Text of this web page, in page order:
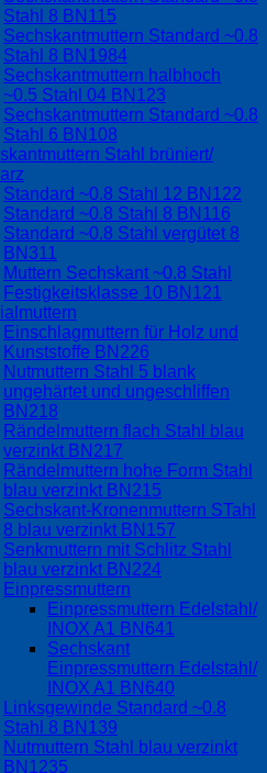
Stahl 8 BN115
Sechskantmuttern Standard ~0.8
Stahl 8 BN1984
Sechskantmuttern halbhoch
~0.5 Stahl 04 BN123
Sechskantmuttern Standard ~0.8
Stahl 6 BN108
Stahl brüniert/
Standard ~0.8 Stahl 12 BN122
Standard ~0.8 Stahl 8 BN116
Standard ~0.8 Stahl vergütet 8
BN311
Muttern Sechskant ~0.8 Stahl
Festigkeitsklasse 10 BN121
Einschlagmuttern für Holz und
Kunststoffe BN226
Nutmuttern Stahl 5 blank
ungehärtet und ungeschliffen
BN218
Rändelmuttern flach Stahl blau
verzinkt BN217
Rändelmuttern hohe Form Stahl
blau verzinkt BN215
Sechskant-Kronenmuttern STahl
8 blau verzinkt BN157
Senkmuttern mit Schlitz Stahl
blau verzinkt BN224
Einpressmuttern
Einpressmuttern Edelstahl/
INOX A1 BN641
Sechskant
Einpressmuttern Edelstahl/
INOX A1 BN640
Linksgewinde Standard ~0.8
Stahl 8 BN139
Nutmuttern Stahl blau verzinkt
BN1235